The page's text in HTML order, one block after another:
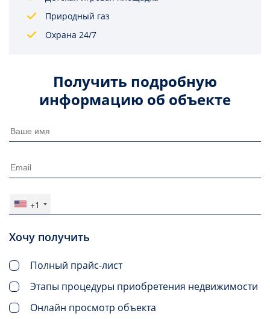
Природный газ
Охрана 24/7
Получить подробную
информацию об объекте
+1
Хочу получить
Полный прайс-лист
Этапы процедуры приобретения недвижимости
Онлайн просмотр объекта